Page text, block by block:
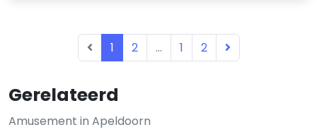
Gerelateerd
Amusement in Apeldoorn
1 2 ... 1 2